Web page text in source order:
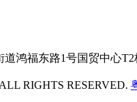
鸿福东路1号国贸中心T2
RIGHTS RESERVED.